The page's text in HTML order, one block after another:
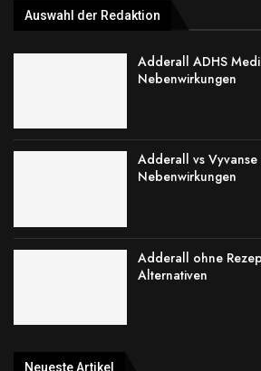
Auswahl der Redaktion
Adderall ADHS
Nebenwirkungen
Adderall vs
Nebenwirkungen
Adderall ohne
Alternativen
Neueste Artikel